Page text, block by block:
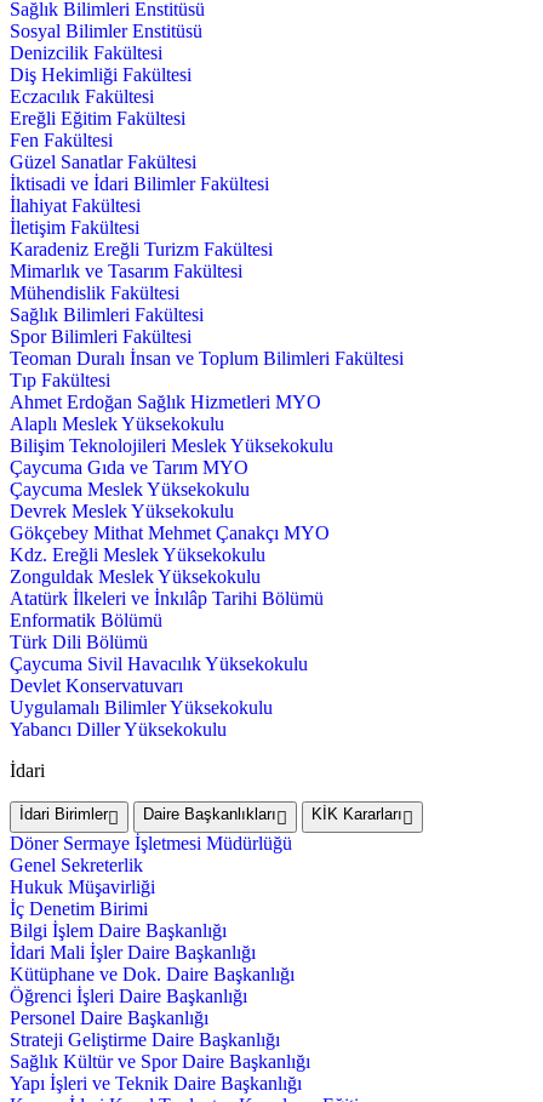
Sağlık Bilimleri Enstitüsü
Sosyal Bilimler Enstitüsü
Denizcilik Fakültesi
Diş Hekimliği Fakültesi
Eczacılık Fakültesi
Ereğli Eğitim Fakültesi
Fen Fakültesi
Güzel Sanatlar Fakültesi
İktisadi ve İdari Bilimler Fakültesi
İlahiyat Fakültesi
İletişim Fakültesi
Karadeniz Ereğli Turizm Fakültesi
Mimarlık ve Tasarım Fakültesi
Mühendislik Fakültesi
Sağlık Bilimleri Fakültesi
Spor Bilimleri Fakültesi
Teoman Duralı İnsan ve Toplum Bilimleri Fakültesi
Tıp Fakültesi
Ahmet Erdoğan Sağlık Hizmetleri MYO
Alaplı Meslek Yüksekokulu
Bilişim Teknolojileri Meslek Yüksekokulu
Çaycuma Gıda ve Tarım MYO
Çaycuma Meslek Yüksekokulu
Devrek Meslek Yüksekokulu
Gökçebey Mithat Mehmet Çanakçı MYO
Kdz. Ereğli Meslek Yüksekokulu
Zonguldak Meslek Yüksekokulu
Atatürk İlkeleri ve İnkılâp Tarihi Bölümü
Enformatik Bölümü
Türk Dili Bölümü
Çaycuma Sivil Havacılık Yüksekokulu
Devlet Konservatuvarı
Uygulamalı Bilimler Yüksekokulu
Yabancı Diller Yüksekokulu
İdari
İdari Birimler Daire Başkanlıkları KİK Kararları
Döner Sermaye İşletmesi Müdürlüğü
Genel Sekreterlik
Hukuk Müşavirliği
İç Denetim Birimi
Bilgi İşlem Daire Başkanlığı
İdari Mali İşler Daire Başkanlığı
Kütüphane ve Dok. Daire Başkanlığı
Öğrenci İşleri Daire Başkanlığı
Personel Daire Başkanlığı
Strateji Geliştirme Daire Başkanlığı
Sağlık Kültür ve Spor Daire Başkanlığı
Yapı İşleri ve Teknik Daire Başkanlığı